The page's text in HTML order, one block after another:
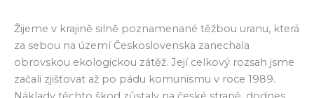
Žijeme v krajině silně poznamenané těžbou uranu, která
za sebou na území Československa zanechala
obrovskou ekologickou zátěž. Její celkový rozsah jsme
začali zjišťovat až po pádu komunismu v roce 1989.